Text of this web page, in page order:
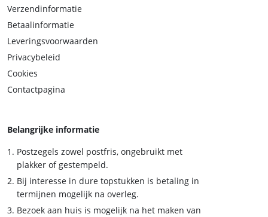
Verzendinformatie
Betaalinformatie
Leveringsvoorwaarden
Privacybeleid
Cookies
Contactpagina
Belangrijke informatie
Postzegels zowel postfris, ongebruikt met
plakker of gestempeld.
Bij interesse in dure topstukken is betaling in
termijnen mogelijk na overleg.
Bezoek aan huis is mogelijk na het maken van